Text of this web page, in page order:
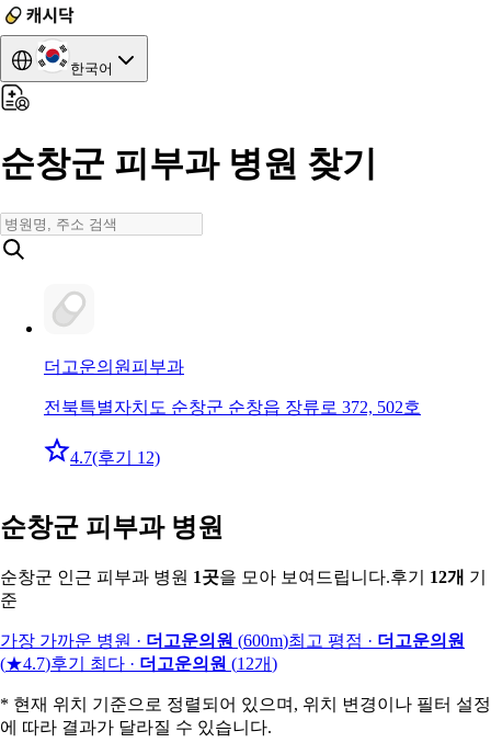
한국어
순창군 피부과 병원 찾기
더고운의원 피부과
전북특별자치도 순창군 순창읍 장류로 372, 502호
4.7(후기 12)
순창군 피부과 병원
순창군 인근 피부과 병원 1곳을 모아 보여드립니다.후기 12개 기
준
가장 가까운 병원 · 더고운의원 (600m)최고 평점 · 더고운의원
(★4.7)후기 최다 · 더고운의원 (12개)
* 현재 위치 기준으로 정렬되어 있으며, 위치 변경이나 필터 설정
에 따라 결과가 달라질 수 있습니다.